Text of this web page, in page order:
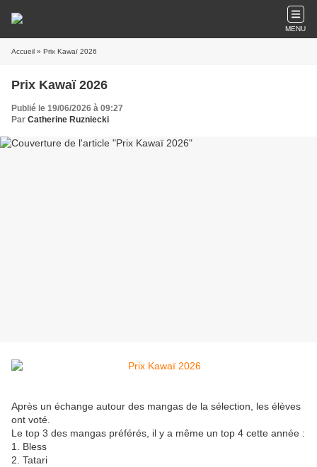
MENU
Accueil » Prix Kawaï 2026
Prix Kawaï 2026
Publié le 19/06/2026 à 09:27
Par Catherine Ruzniecki
Après un échange autour des mangas de la sélection, les élèves
ont voté.
Le top 3 des mangas préférés, il y a même un top 4 cette année :
1. Bless
2. Tatari